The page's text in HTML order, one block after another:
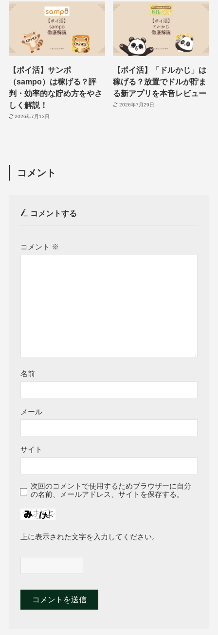
【ポイ活】サンポ
（sampo）は稼げる？評
判・効率的な貯め方をやさ
しく解説！
2026年7月13日
【ポイ活】「ドルかじ」は
稼げる？放置でドルが貯ま
る新アプリを本音レビュー
2026年7月29日
コメント
コメントする
コメント ※
名前
メール
サイト
次回のコメントで使用するためブラウザーに自分
の名前、メールアドレス、サイトを保存する。
上に表示された文字を入力してください。